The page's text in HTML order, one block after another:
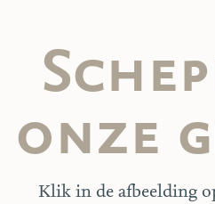
onze
Klik in de afbeelding